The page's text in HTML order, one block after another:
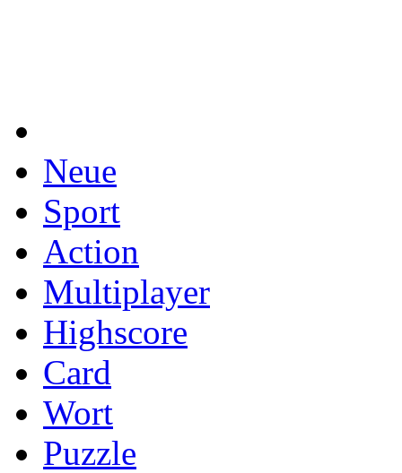
Neue
Sport
Action
Multiplayer
Highscore
Card
Wort
Puzzle